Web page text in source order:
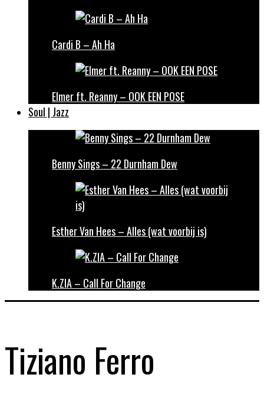
Cardi B – Ah Ha
Elmer ft. Reanny – OOK EEN POSE
Soul | Jazz
Benny Sings – 22 Durnham Dew
Esther Van Hees – Alles (wat voorbij is)
K.ZIA – Call For Change
Tiziano Ferro